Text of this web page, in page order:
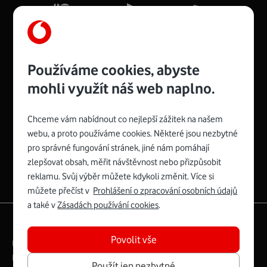
Zyxel VMG8623-T50B:
Rozměry modemu jsou 16 x 22 x 7,5 cm (včetně stojánku)
a nabízí 4 gigabitové LAN porty a bezdrátové připojení Wi-
Fi ve verzích 802.11 b/g/n/ac pro frekvenci 2,4 GHz a
Mb/s.
Více o Zyxel VMG8623-T50B
Spojte se s Vodafonem
Právní­ podmí­nky
Ochrana soukromí­
Digitální odpovědnost
Používáme cookies, abyste
mohli využít náš web naplno.
Chceme vám nabídnout co nejlepší zážitek na našem
webu, a proto používáme cookies. Některé jsou nezbytné
pro správné fungování stránek, jiné nám pomáhají
zlepšovat obsah, měřit návštěvnost nebo přizpůsobit
reklamu. Svůj výběr můžete kdykoli změnit. Více si
můžete přečíst v Prohlášení o zpracování osobních údajů
a také vZásadách používání cookies.
Povolit vše